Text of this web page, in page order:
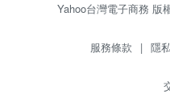
Yahoo台灣電子商務 版
服務條款 | 隱